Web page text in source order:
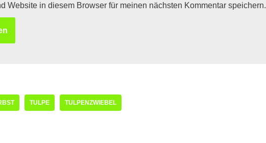
Website in diesem Browser für meinen nächsten Kommentar speichern.
TULPE TULPENZWIEBEL